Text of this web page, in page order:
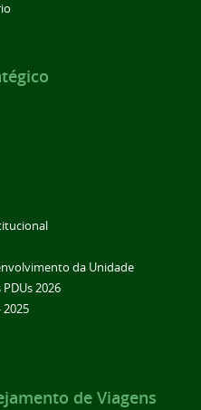
da Unidade
2026
2025
de Viagens